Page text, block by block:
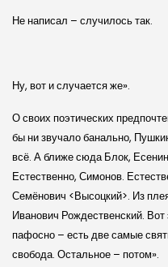
Не написал – случилось так.
Ну, вот и случается же».
О своих поэтических
бы ни звучало банально,
всё. А ближе сюда Блок,
Естественно, Симонов.
Семёнович <Высоцкий>. Из
Иванович Рождественский.
пафосно – есть две самые
свобода. Остальное – потом».